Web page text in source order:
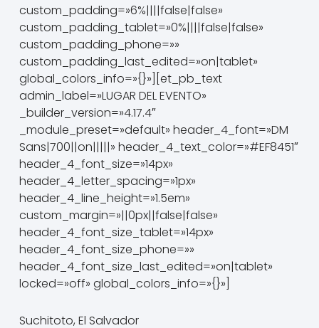
custom_padding=»6%||||false|false»
custom_padding_tablet=»0%||||false|false»
custom_padding_phone=»»
custom_padding_last_edited=»on|tablet»
global_colors_info=»{}»][et_pb_text
admin_label=»LUGAR DEL EVENTO»
_builder_version=»4.17.4″
_module_preset=»default» header_4_font=»DM
Sans|700||on|||||» header_4_text_color=»#EF8451″
header_4_font_size=»14px»
header_4_letter_spacing=»1px»
header_4_line_height=»1.5em»
custom_margin=»||0px||false|false»
header_4_font_size_tablet=»14px»
header_4_font_size_phone=»»
header_4_font_size_last_edited=»on|tablet»
locked=»off» global_colors_info=»{}»]
Suchitoto, El Salvador